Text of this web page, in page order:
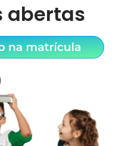
abertas